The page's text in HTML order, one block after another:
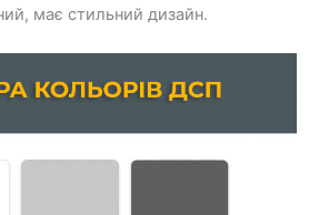
має стильний дизайн.